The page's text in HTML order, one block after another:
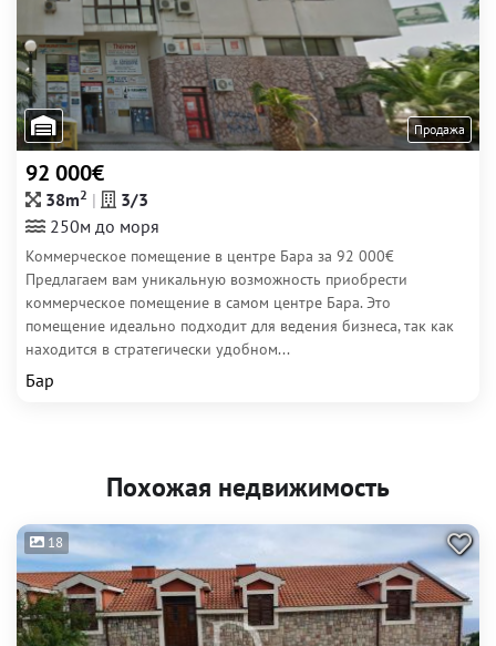
Продажа
92 000€
38m2
3/3
250м до моря
Коммерческое помещение в центре Бара за 92 000€
Предлагаем вам уникальную возможность приобрести
коммерческое помещение в самом центре Бара. Это
помещение идеально подходит для ведения бизнеса, так как
находится в стратегически удобном...
Бар
Похожая недвижимость
18